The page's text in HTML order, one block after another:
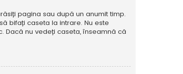
pagina sau după un anumit timp.
bifați caseta la intrare. Nu este
Dacă nu vedeți caseta, înseamnă că